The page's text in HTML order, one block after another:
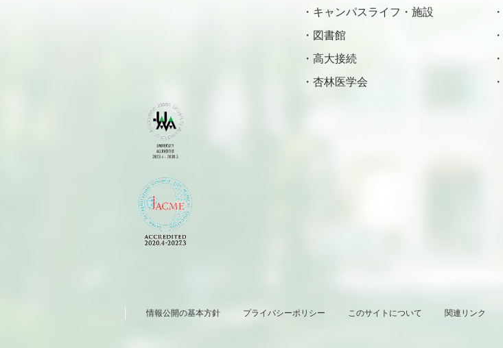
キャンパスライフ・施設
図書館
高大接続
杏林医学会
情報公開の基本方針 プライバシーポリシー このサイトについて 関連リンク